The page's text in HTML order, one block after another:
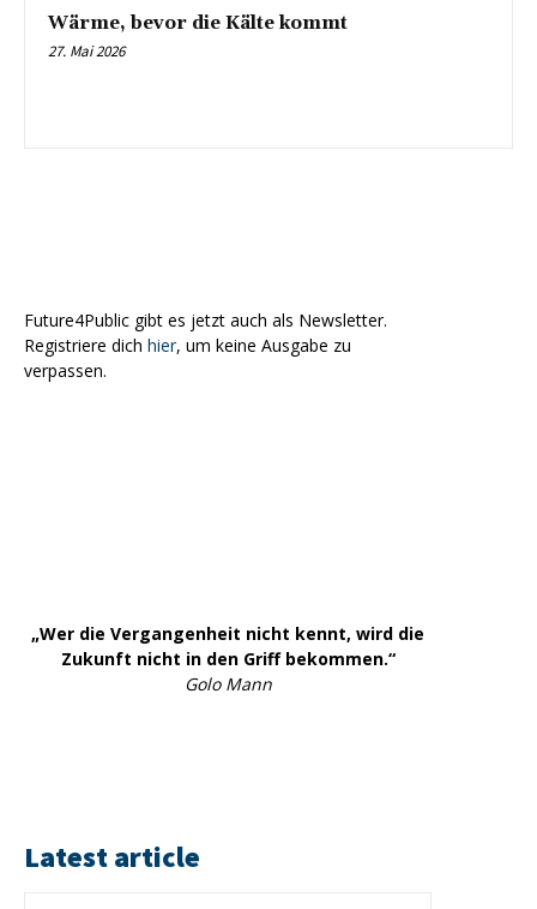
Wärme, bevor die Kälte kommt
27. Mai 2026
Future4Public gibt es jetzt auch als Newsletter.
Registriere dich hier, um keine Ausgabe zu
verpassen.
„Wer die Vergangenheit nicht kennt, wird die
Zukunft nicht in den Griff bekommen.“
Golo Mann
Latest article